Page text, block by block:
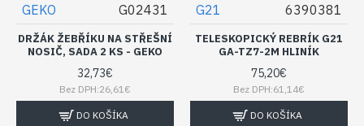
GEKO G02431
DRŽÁK ŽEBŘÍKU NA STŘEŠNÍ
NOSIČ, SADA 2 KS - GEKO
32,73€
Bez DPH:26,61€
DO KOŠÍKA
G21 6390381
TELESKOPICKÝ REBRÍK G21
GA-TZ7-2M HLINÍK
75,20€
Bez DPH:61,14€
DO KOŠÍKA